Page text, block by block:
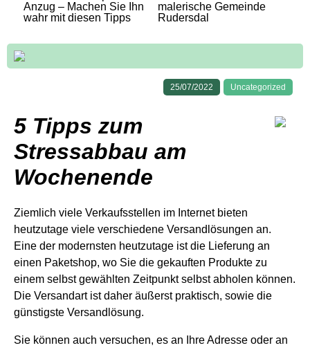
Anzug – Machen Sie Ihn
wahr mit diesen Tipps
malerische Gemeinde
Rudersdal
25/07/2022 Uncategorized
5 Tipps zum
Stressabbau am
Wochenende
Ziemlich viele Verkaufsstellen im Internet bieten
heutzutage viele verschiedene Versandlösungen an.
Eine der modernsten heutzutage ist die Lieferung an
einen Paketshop, wo Sie die gekauften Produkte zu
einem selbst gewählten Zeitpunkt selbst abholen können.
Die Versandart ist daher äußerst praktisch, sowie die
günstigste Versandlösung.
Sie können auch versuchen, es an Ihre Adresse oder an